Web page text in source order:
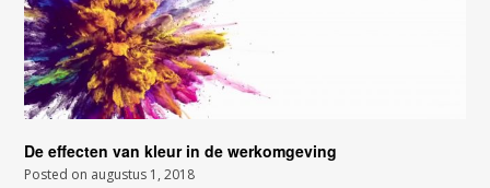
De effecten van kleur in de werkomgeving
Posted on augustus 1, 2018